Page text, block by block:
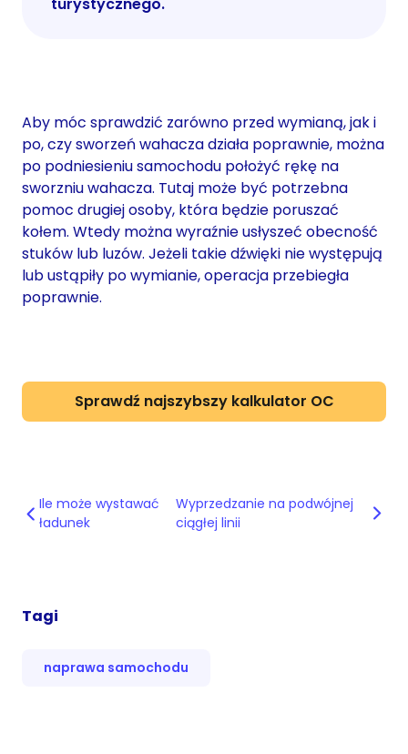
Aby móc sprawdzić zarówno przed wymianą, jak i
po, czy sworzeń wahacza działa poprawnie, można
po podniesieniu samochodu położyć rękę na
sworzniu wahacza. Tutaj może być potrzebna
pomoc drugiej osoby, która będzie poruszać
kołem. Wtedy można wyraźnie usłyszeć obecność
stuków lub luzów. Jeżeli takie dźwięki nie występują
lub ustąpiły po wymianie, operacja przebiegła
poprawnie.
Sprawdź najszybszy kalkulator OC
Ile może wystawać
ładunek
Wyprzedzanie na podwójnej
ciągłej linii
Tagi
naprawa samochodu